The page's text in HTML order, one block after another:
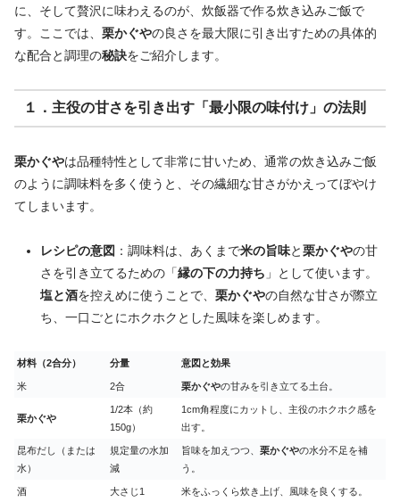
に、そして贅沢に味わえるのが、炊飯器で作る炊き込みご飯で
す。ここでは、 栗かぐやの良さを最大限に引き出すための具体的
な配合と調理の秘訣をご紹介します。
１．主役の甘さを引き出す「最小限の味付け」の法則
栗かぐやは品種特性として非常に甘いため、通常の炊き込みご飯
のように調味料を多く使うと、その繊細な甘さがかえってぼやけ
てしまいます。
レシピの意図 ：調味料は、あくまで米の旨味と栗かぐやの甘
さを引き立てるための「縁の下の力持ち 」として使います。
塩と酒を控えめに使うことで、 栗かぐやの自然な甘さが際立
ち、一口ごとにホクホクとした風味を楽しめます。
材料（2合分） 分量 意図と効果
米 2合 栗かぐやの甘みを引き立てる土台。
栗かぐや
1/2本（約
150g）
1cm角程度にカットし、主役のホクホク感を
出す。
昆布だし（または
水）
規定量の水加
減
旨味を加えつつ、 栗かぐやの水分不足を補
う。
酒 大さじ1 米をふっくら炊き上げ、風味を良くする。